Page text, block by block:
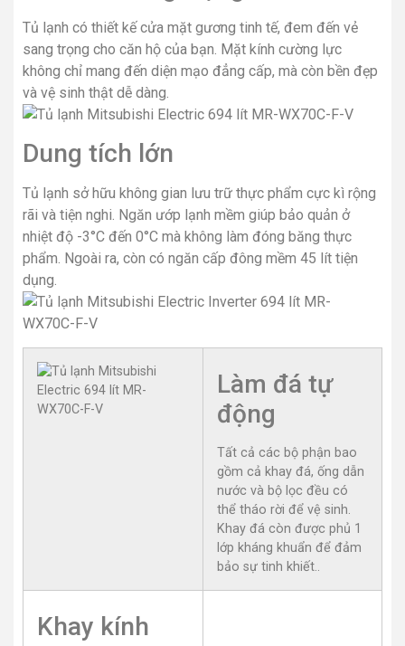
Tủ lạnh có thiết kế cửa mặt gương tinh tế, đem đến vẻ
sang trọng cho căn hộ của bạn. Mặt kính cường lực
không chỉ mang đến diện mạo đẳng cấp, mà còn bền đẹp
và vệ sinh thật dễ dàng.
Dung tích lớn
Tủ lạnh sở hữu không gian lưu trữ thực phẩm cực kì rộng
rãi và tiện nghi. Ngăn ướp lạnh mềm giúp bảo quản ở
nhiệt độ -3°C đến 0°C mà không làm đóng băng thực
phẩm. Ngoài ra, còn có ngăn cấp đông mềm 45 lít tiện
dụng.
Làm đá tự
động
Tất cả các bộ phận bao
gồm cả khay đá, ống dẫn
nước và bộ lọc đều có
thể tháo rời để vệ sinh.
Khay đá còn được phủ 1
lớp kháng khuẩn để đảm
bảo sự tinh khiết..
Khay kính